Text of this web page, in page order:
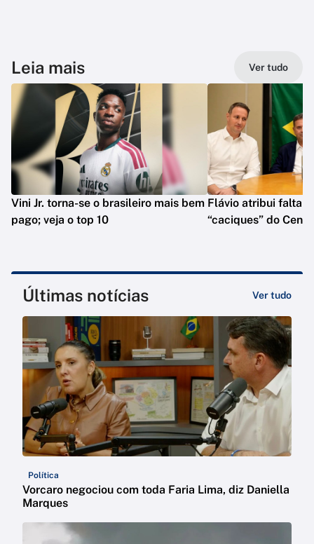
Leia mais Ver tudo
Vini Jr. torna-se o brasileiro mais bem
pago; veja o top 10
Flávio atribui falta
“caciques” do
Últimas notícias Ver tudo
Política
Vorcaro negociou com toda Faria Lima, diz Daniella
Marques